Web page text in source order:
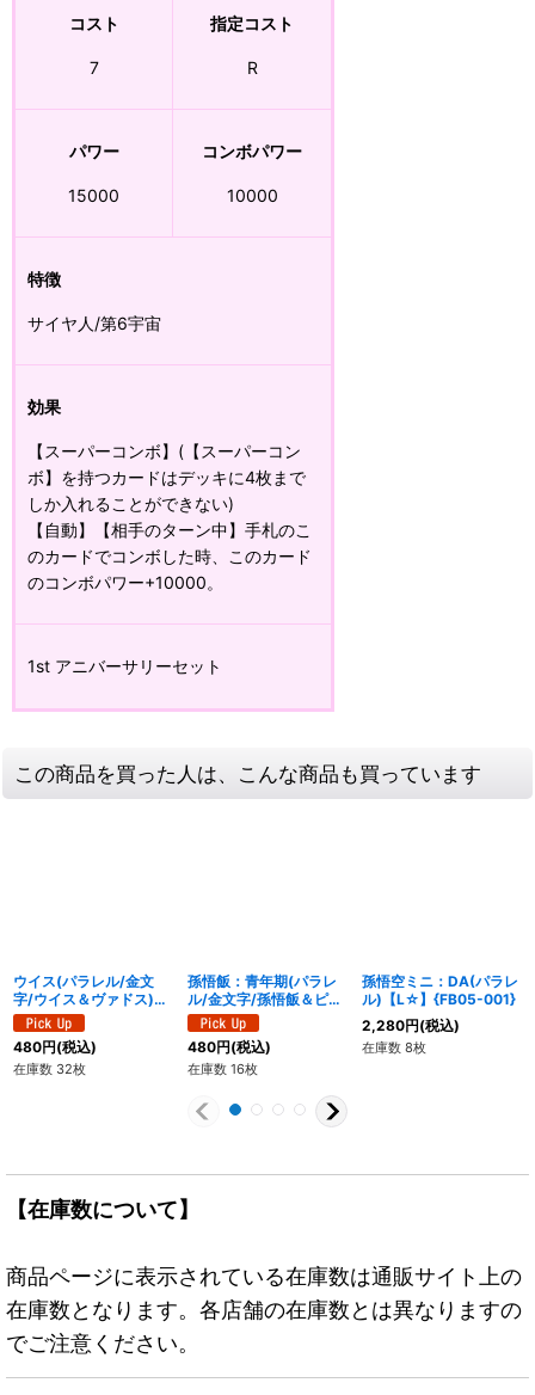
コスト
7
指定コスト
R
パワー
15000
コンボパワー
10000
特徴
サイヤ人/第6宇宙
効果
【スーパーコンボ】(【スーパーコン
ボ】を持つカードはデッキに4枚まで
しか入れることができない)
【自動】【相手のターン中】手札のこ
のカードでコンボした時、このカード
のコンボパワー+10000。
1st アニバーサリーセット
この商品を買った人は、こんな商品も買っています
ウイス(パラレル/金文
字/ウイス＆ヴァドス)
【UC☆】{FB01-004}
480円(税込)
在庫数 32枚
孫悟飯：青年期(パラレ
ル/金文字/孫悟飯＆ピッ
コロ)【SR☆】{FB02-
018}
480円(税込)
在庫数 16枚
孫悟空ミニ：DA(パラレ
ル)【L☆】{FB05-001}
2,280円(税込)
在庫数 8枚
【在庫数について】
商品ページに表示されている在庫数は通販サイト上の
在庫数となります。各店舗の在庫数とは異なりますの
でご注意ください。